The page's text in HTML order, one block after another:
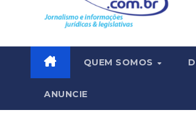
QUEM SOMOS
ANUNCIE